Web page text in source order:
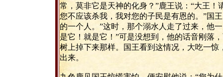
常，莫非它是天神的化身？”鹿王说：“大王
您不应该杀我，我对您的子民是有恩的。”国
的一个人。”这时，那个溺水人走了过来，他
是它！就是它！”可是没想到，他的话音刚落
树上掉下来那样。国王看到这情况，大吃一
出来。